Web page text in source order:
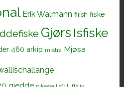
Erik Walmann fiiish fiske
Gjørs Isfiske
460 arkip mistra Mjøsa